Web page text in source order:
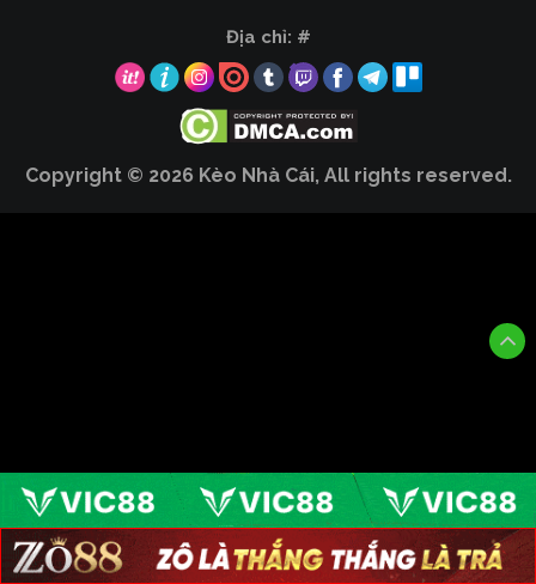
Địa chỉ: #
Copyright © 2026 Kèo Nhà Cái, All rights reserved.
LIVE HOT BLV XOILAC KẾT QUẢ XEM THÊM